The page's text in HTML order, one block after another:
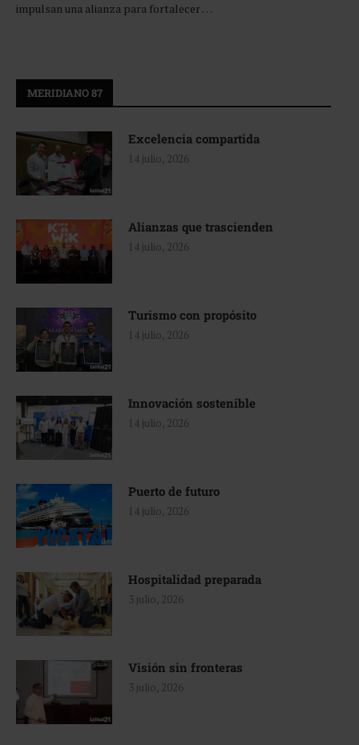
impulsan una alianza para fortalecer …
MERIDIANO 87
Excelencia compartida
14 julio, 2026
Alianzas que trascienden
14 julio, 2026
Turismo con propósito
14 julio, 2026
Innovación sostenible
14 julio, 2026
Puerto de futuro
14 julio, 2026
Hospitalidad preparada
3 julio, 2026
Visión sin fronteras
3 julio, 2026